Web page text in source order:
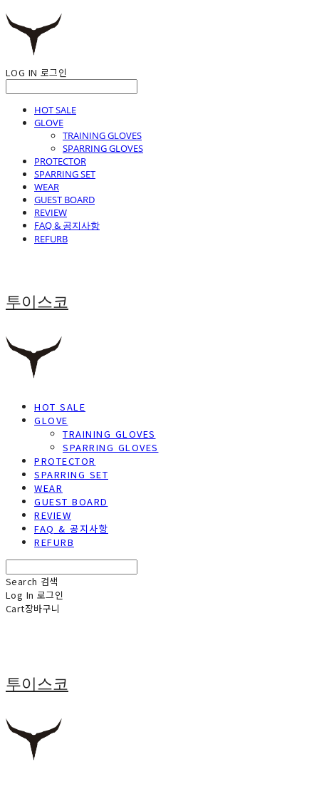
LOG IN 로그인
HOT SALE
GLOVE
TRAINING GLOVES
SPARRING GLOVES
PROTECTOR
SPARRING SET
WEAR
GUEST BOARD
REVIEW
FAQ & 공지사항
REFURB
투이스코
HOT SALE
GLOVE
TRAINING GLOVES
SPARRING GLOVES
PROTECTOR
SPARRING SET
WEAR
GUEST BOARD
REVIEW
FAQ & 공지사항
REFURB
Search 검색
Log In 로그인
Cart장바구니
투이스코